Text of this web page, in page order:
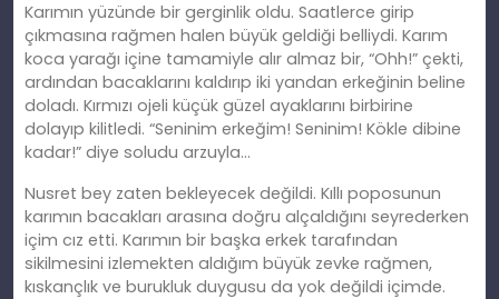
Karımın yüzünde bir gerginlik oldu. Saatlerce girip
çıkmasına rağmen halen büyük geldiği belliydi. Karım
koca yarağı içine tamamiyle alır almaz bir, “Ohh!” çekti,
ardından bacaklarını kaldırıp iki yandan erkeğinin beline
doladı. Kırmızı ojeli küçük güzel ayaklarını birbirine
dolayıp kilitledi. “Seninim erkeğim! Seninim! Kökle dibine
kadar!” diye soludu arzuyla…
Nusret bey zaten bekleyecek değildi. Kıllı poposunun
karımın bacakları arasına doğru alçaldığını seyrederken
içim cız etti. Karımın bir başka erkek tarafından
sikilmesini izlemekten aldığım büyük zevke rağmen,
kıskançlık ve burukluk duygusu da yok değildi içimde.